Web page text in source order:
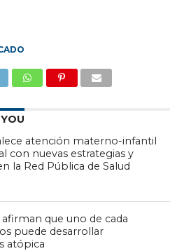
atención materno-infantil
con nuevas estrategias y
la Red Pública de Salud
afirman que uno de cada
puede desarrollar
atópica